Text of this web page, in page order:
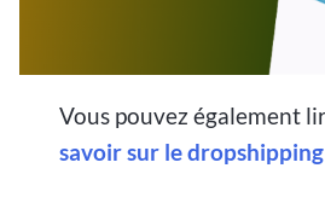
Vous pouvez également
savoir sur le